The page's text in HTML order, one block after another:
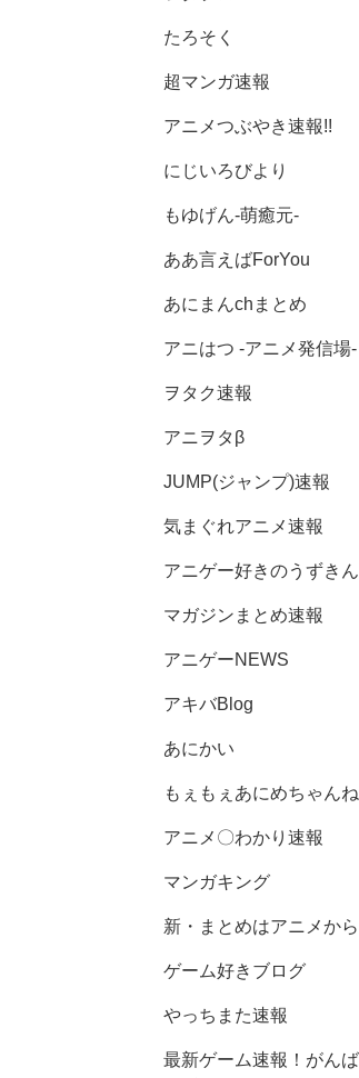
たろそく
超マンガ速報
アニメつぶやき速報!!
にじいろびより
もゆげん-萌癒元-
ああ言えばForYou
あにまんchまとめ
アニはつ -アニメ発信場-
ヲタク速報
アニヲタβ
JUMP(ジャンプ)速報
気まぐれアニメ速報
アニゲー好きのうずき
マガジンまとめ速報
アニゲーNEWS
アキバBlog
あにかい
もぇもぇあにめちゃん
アニメ〇わかり速報
マンガキング
新・まとめはアニメから
ゲーム好きブログ
やっちまた速報
最新ゲーム速報！がん